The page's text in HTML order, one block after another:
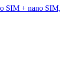
SIM + nano SIM,